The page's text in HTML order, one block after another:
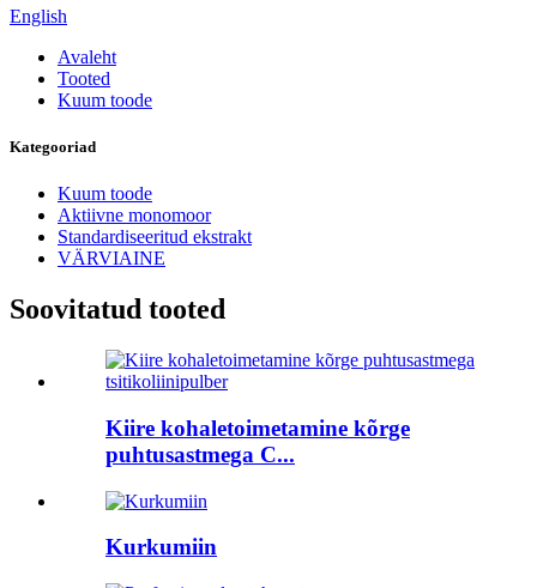
English
Avaleht
Tooted
Kuum toode
Kategooriad
Kuum toode
Aktiivne monomoor
Standardiseeritud ekstrakt
VÄRVIAINE
Soovitatud tooted
Kiire kohaletoimetamine kõrge
puhtusastmega C...
Kurkumiin